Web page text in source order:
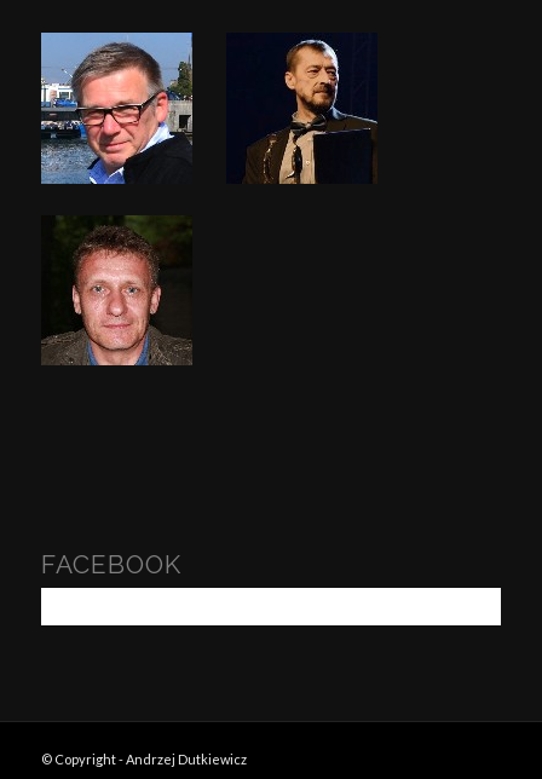
FACEBOOK
© Copyright - Andrzej Dutkiewicz